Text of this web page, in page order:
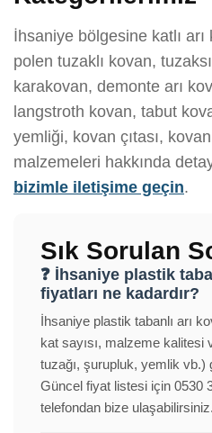
İhsaniye bölgesine katlı arı
polen tuzaklı kovan,
karakovan, demonte arı
langstroth kovan, tabut
yemliği, kovan çıtası, kovan
malzemeleri hakkında
bizimle iletişime geçin.
Sık Sorulan
❓ İhsaniye plastik
fiyatları ne kadardır?
İhsaniye plastik tabanlı arı
kat sayısı, malzeme
tuzağı, şurupluk, yemlik vb.)
Güncel fiyat listesi için 0530
telefondan bize ulaşabilirsiniz.